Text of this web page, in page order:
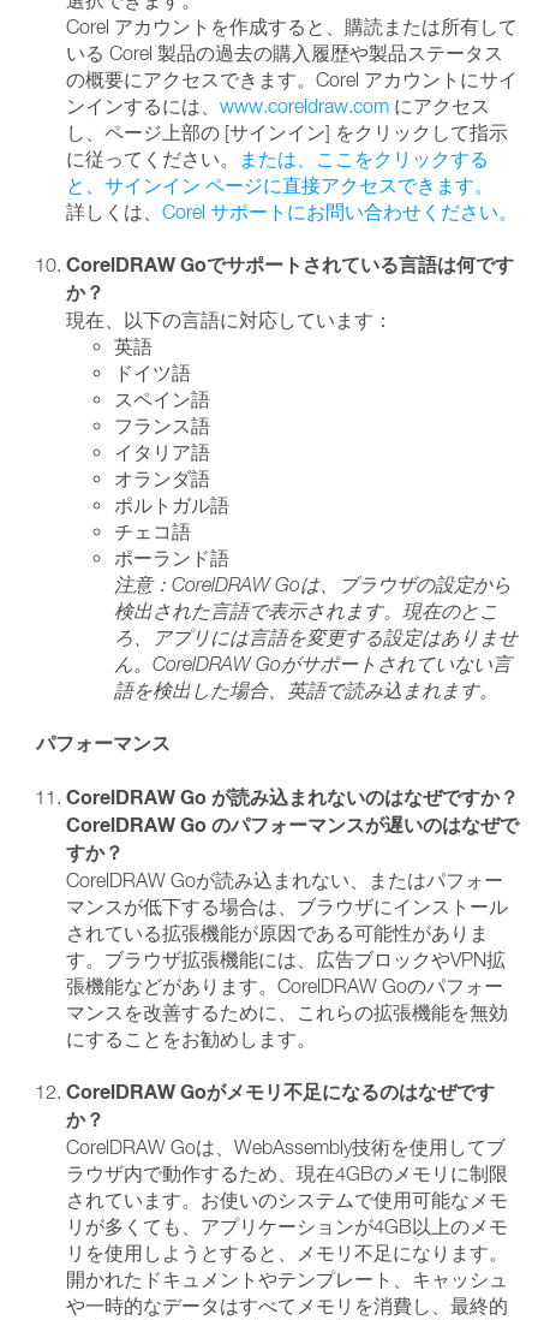
Corel アカウントを作成すると、購読または所有して
いる Corel 製品の過去の購入履歴や製品ステータス
の概要にアクセスできます。Corel アカウントにサイ
ンインするには、 www.coreldraw.com にアクセス
し、ページ上部の [サインイン] をクリックして指示
に従ってください。
または、ここをクリックする
と、サインイン ページに直接アクセスできます。
詳しくは、 Corel サポートにお問い合わせください。
CorelDRAW Goでサポートされている言語は何です
か？
現在、以下の言語に対応しています：
英語
ドイツ語
スペイン語
フランス語
イタリア語
オランダ語
ポルトガル語
チェコ語
ポーランド語
注意：CorelDRAW Goは、ブラウザの設定から
検出された言語で表示されます。現在のとこ
ろ、アプリには言語を変更する設定はありませ
ん。CorelDRAW Goがサポートされていない言
語を検出した場合、英語で読み込まれます。
パフォーマンス
CorelDRAW Go が読み込まれないのはなぜですか？
CorelDRAW Go のパフォーマンスが遅いのはなぜで
すか？
CorelDRAW Goが読み込まれない、またはパフォー
マンスが低下する場合は、ブラウザにインストール
されている拡張機能が原因である可能性がありま
す。ブラウザ拡張機能には、広告ブロックやVPN拡
張機能などがあります。CorelDRAW Goのパフォー
マンスを改善するために、これらの拡張機能を無効
にすることをお勧めします。
CorelDRAW Goがメモリ不足になるのはなぜです
か？
CorelDRAW Goは、WebAssembly技術を使用してブ
ラウザ内で動作するため、現在4GBのメモリに制限
されています。お使いのシステムで使用可能なメモ
リが多くても、アプリケーションが4GB以上のメモ
リを使用しようとすると、メモリ不足になります。
開かれたドキュメントやテンプレート、キャッシュ
や一時的なデータはすべてメモリを消費し、最終的